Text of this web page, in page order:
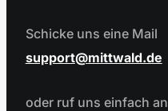
Schicke uns eine Mail
support
mittwald.de
oder ruf uns einfach an